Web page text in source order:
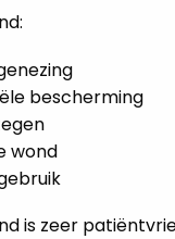
bescherming
wond
is zeer